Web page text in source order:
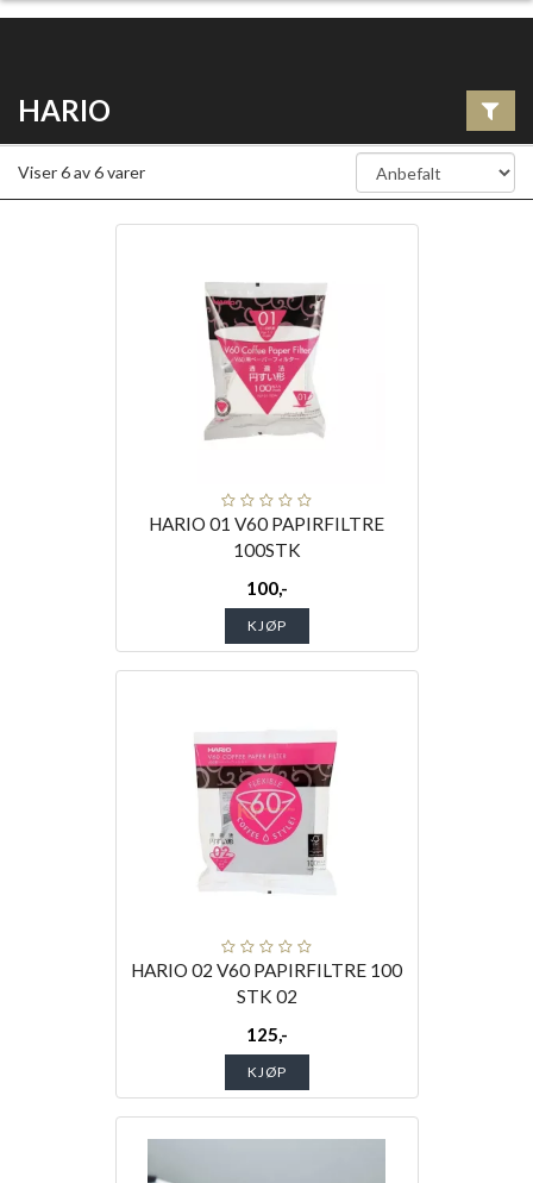
HARIO
Viser6av6varer
HARIO 01 V60 PAPIRFILTRE
100STK
100,-
KJØP
HARIO 02 V60 PAPIRFILTRE 100
STK 02
125,-
KJØP